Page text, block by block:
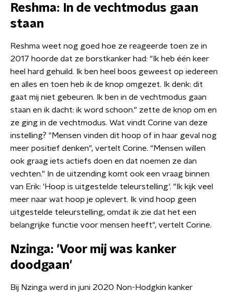
Reshma: In de vechtmodus gaan
staan
Reshma weet nog goed hoe ze reageerde toen ze in
2017 hoorde dat ze borstkanker had: "Ik heb één keer
heel hard gehuild. Ik ben heel boos geweest op iedereen
en alles en toen heb ik de knop omgezet. Ik denk: dit
gaat mij niet gebeuren. Ik ben in de vechtmodus gaan
staan en ik dacht: ik word schoon." zette de knop om en
ze ging in de vechtmodus. Wat vindt Corine van deze
instelling? "Mensen vinden dit hoop of in haar geval nog
meer positief denken", vertelt Corine. "Mensen willen
ook graag iets actiefs doen en dat noemen ze dan
vechten." In de uitzending komt ook een vraag binnen
van Erik: 'Hoop is uitgestelde teleurstelling'. "Ik kijk veel
meer naar wat hoop je oplevert. Ik vind hoop geen
uitgestelde teleurstelling, omdat ik zie dat het een
belangrijke functie voor mensen heeft", vertelt Corine.
Nzinga: 'Voor mij was kanker
doodgaan'
Bij Nzinga werd in juni 2020 Non-Hodgkin kanker